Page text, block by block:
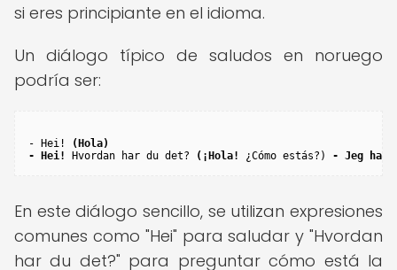
si eres principiante en el idioma.
Un diálogo típico de saludos en noruego
podría ser:
- Hei!
(Hola)
- Hei!
Hvordan har du det? (¡Hola! ¿Cómo estás?) - Jeg har
En este diálogo sencillo, se utilizan expresiones
comunes como "Hei" para saludar y "Hvordan
har du det?" para preguntar cómo está la